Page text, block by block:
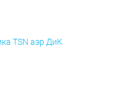
TSN аэр ДиК